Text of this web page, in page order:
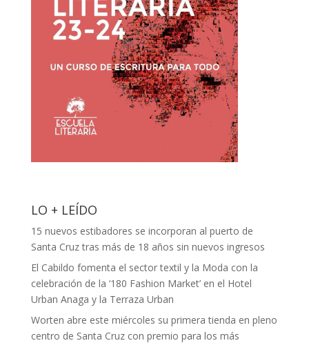
LO + LEÍDO
15 nuevos estibadores se incorporan al puerto de
Santa Cruz tras más de 18 años sin nuevos ingresos
El Cabildo fomenta el sector textil y la Moda con la
celebración de la ‘180 Fashion Market’ en el Hotel
Urban Anaga y la Terraza Urban
Worten abre este miércoles su primera tienda en pleno
centro de Santa Cruz con premio para los más